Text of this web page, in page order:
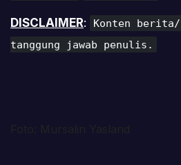
DISCLAIMER:
Konten
tanggung jawab penulis.